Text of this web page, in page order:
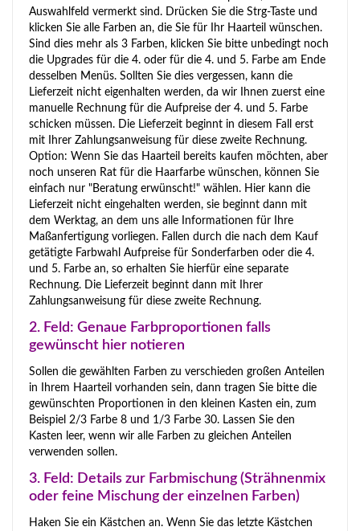
Auswahlfeld vermerkt sind. Drücken Sie die Strg-Taste und
klicken Sie alle Farben an, die Sie für Ihr Haarteil wünschen.
Sind dies mehr als 3 Farben, klicken Sie bitte unbedingt noch
die Upgrades für die 4. oder für die 4. und 5. Farbe am Ende
desselben Menüs. Sollten Sie dies vergessen, kann die
Lieferzeit nicht eigenhalten werden, da wir Ihnen zuerst eine
manuelle Rechnung für die Aufpreise der 4. und 5. Farbe
schicken müssen. Die Lieferzeit beginnt in diesem Fall erst
mit Ihrer Zahlungsanweisung für diese zweite Rechnung.
Option: Wenn Sie das Haarteil bereits kaufen möchten, aber
noch unseren Rat für die Haarfarbe wünschen, können Sie
einfach nur "Beratung erwünscht!" wählen. Hier kann die
Lieferzeit nicht eingehalten werden, sie beginnt dann mit
dem Werktag, an dem uns alle Informationen für Ihre
Maßanfertigung vorliegen. Fallen durch die nach dem Kauf
getätigte Farbwahl Aufpreise für Sonderfarben oder die 4.
und 5. Farbe an, so erhalten Sie hierfür eine separate
Rechnung. Die Lieferzeit beginnt dann mit Ihrer
Zahlungsanweisung für diese zweite Rechnung.
2. Feld: Genaue Farbproportionen falls
gewünscht hier notieren
Sollen die gewählten Farben zu verschieden großen Anteilen
in Ihrem Haarteil vorhanden sein, dann tragen Sie bitte die
gewünschten Proportionen in den kleinen Kasten ein, zum
Beispiel 2/3 Farbe 8 und 1/3 Farbe 30. Lassen Sie den
Kasten leer, wenn wir alle Farben zu gleichen Anteilen
verwenden sollen.
3. Feld: Details zur Farbmischung (Strähnenmix
oder feine Mischung der einzelnen Farben)
Haken Sie ein Kästchen an. Wenn Sie das letzte Kästchen